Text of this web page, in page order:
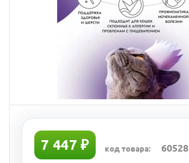
7 447 ₽ код товара: 60528